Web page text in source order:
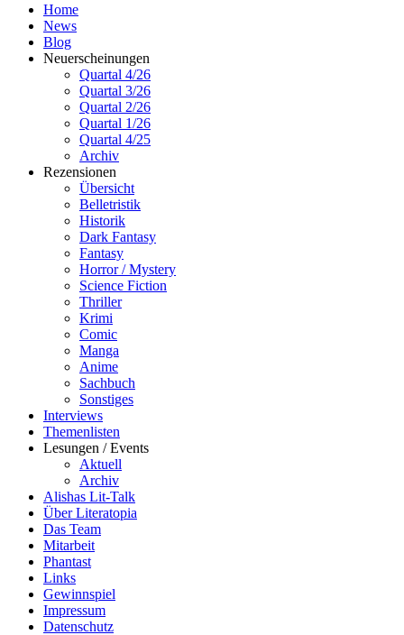
Home
News
Blog
Neuerscheinungen
Quartal 4/26
Quartal 3/26
Quartal 2/26
Quartal 1/26
Quartal 4/25
Archiv
Rezensionen
Übersicht
Belletristik
Historik
Dark Fantasy
Fantasy
Horror / Mystery
Science Fiction
Thriller
Krimi
Comic
Manga
Anime
Sachbuch
Sonstiges
Interviews
Themenlisten
Lesungen / Events
Aktuell
Archiv
Alishas Lit-Talk
Über Literatopia
Das Team
Mitarbeit
Phantast
Links
Gewinnspiel
Impressum
Datenschutz